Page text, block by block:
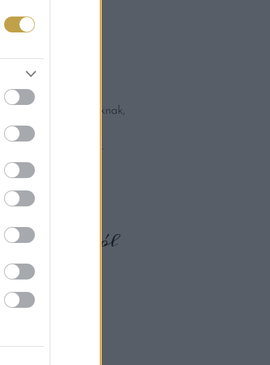
szekszárdi kollégáknak,
és ennek
a 2019-es Mozaik.
életében, jól
(is)